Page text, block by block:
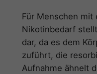
Für Menschen mit
Nikotinbedarf
dar, da es dem
zuführt, die
Aufnahme ähnelt